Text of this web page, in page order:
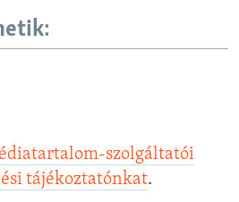
szolgáltatói
tájékoztatónkat.